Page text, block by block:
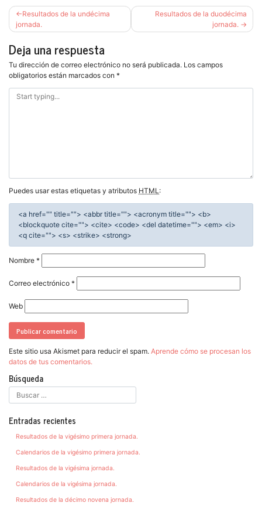
Navegación
de
entradas
Resultados de la undécima
jornada.
Resultados de la duodécima
jornada.
Deja una respuesta
Tu dirección de correo electrónico no será publicada. Los campos
obligatorios están marcados con *
Puedes usar estas etiquetas y atributos HTML:
<a href="" title=""> <abbr title=""> <acronym title=""> <b>
<blockquote cite=""> <cite> <code> <del datetime=""> <em> <i>
<q cite=""> <s> <strike> <strong>
Nombre *
Correo electrónico *
Web
Este sitio usa Akismet para reducir el spam. Aprende cómo se procesan los
datos de tus comentarios.
Búsqueda
Entradas recientes
Resultados de la vigésimo primera jornada.
Calendarios de la vigésimo primera jornada.
Resultados de la vigésima jornada.
Calendarios de la vigésima jornada.
Resultados de la décimo novena jornada.